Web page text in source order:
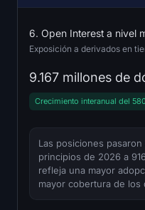
6. Open Interest a nivel
Exposición a derivados en
9.167 millones de
Crecimiento interanual del
Las posiciones
principios de 2026 a
refleja una mayor
mayor cobertura de los